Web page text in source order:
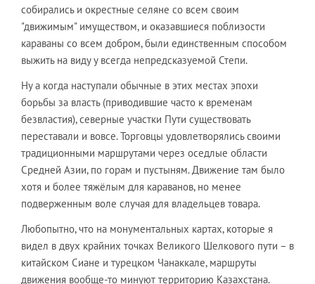
собирались и окрестные селяне со всем своим
"движимым" имуществом, и оказавшиеся поблизости
караваны со всем добром, были единственным способом
выжить на виду у всегда непредсказуемой Степи.
Ну а когда наступали обычные в этих местах эпохи
борьбы за власть (приводившие часто к временам
безвластия), северные участки Пути существовать
переставали и вовсе. Торговцы удовлетворялись своими
традиционными маршрутами через оседлые области
Средней Азии, по горам и пустыням. Движение там было
хотя и более тяжёлым для караванов, но менее
подверженным воле случая для владельцев товара.
Любопытно, что на монументальных картах, которые я
видел в двух крайних точках Великого Шелкового пути – в
китайском Сиане и турецком Чанаккале, маршруты
движения вообще-то минуют территорию Казахстана.